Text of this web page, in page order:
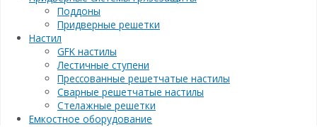
Поддоны
Придверные решетки
Настил
GFK настилы
Лестичные ступени
Прессованные решетчатые настилы
Сварные решетчатые настилы
Стелажные решетки
Емкостное оборудование